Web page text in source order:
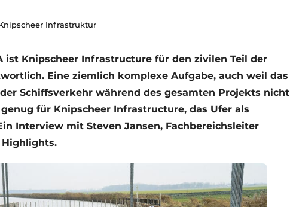
Infrastruktur
ist Knipscheer Infrastructure für den zivilen Teil der
Eine ziemlich komplexe Aufgabe, auch weil das
Schiffsverkehr während des gesamten Projekts nicht
für Knipscheer Infrastructure, das Ufer als
Interview mit Steven Jansen, Fachbereichsleiter
Highlights.